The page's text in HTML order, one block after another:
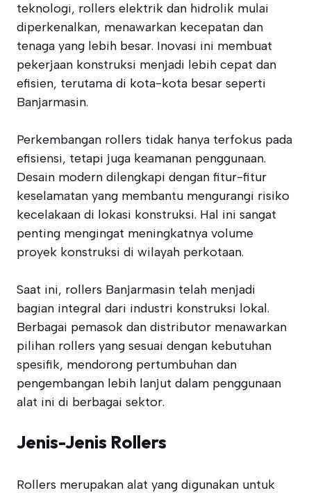
teknologi, rollers elektrik dan hidrolik mulai
diperkenalkan, menawarkan kecepatan dan
tenaga yang lebih besar. Inovasi ini membuat
pekerjaan konstruksi menjadi lebih cepat dan
efisien, terutama di kota-kota besar seperti
Banjarmasin.
Perkembangan rollers tidak hanya terfokus pada
efisiensi, tetapi juga keamanan penggunaan.
Desain modern dilengkapi dengan fitur-fitur
keselamatan yang membantu mengurangi risiko
kecelakaan di lokasi konstruksi. Hal ini sangat
penting mengingat meningkatnya volume
proyek konstruksi di wilayah perkotaan.
Saat ini, rollers Banjarmasin telah menjadi
bagian integral dari industri konstruksi lokal.
Berbagai pemasok dan distributor menawarkan
pilihan rollers yang sesuai dengan kebutuhan
spesifik, mendorong pertumbuhan dan
pengembangan lebih lanjut dalam penggunaan
alat ini di berbagai sektor.
Jenis-Jenis Rollers
Rollers merupakan alat yang digunakan untuk